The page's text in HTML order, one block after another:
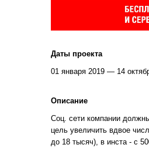
Даты проекта
01 января 2019 — 14
Описание
Соц. сети компании
цель увеличить вдвое
до 18 тысяч), в инста - с